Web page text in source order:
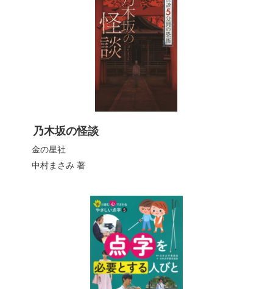
乃木坂の怪談
金の星社
中村まさみ 著